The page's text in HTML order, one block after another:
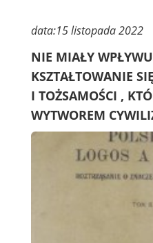
data:15 listopada
NIE MIAŁY
KSZTAŁTOWANIE
I TOŻSAMOŚCI ,
WYTWOREM